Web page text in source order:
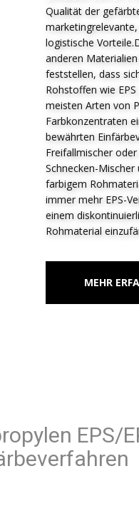
Qualität der
logistische
anderen
feststellen, dass
Rohstoffen wie
meisten Arten von
Farbkonzentraten
bewährten
Freifallmischer
Schnecken-
farbigem
immer mehr EPS-
einem
Rohmaterial
MEHR